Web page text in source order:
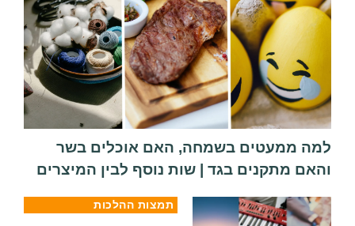
למה ממעטים בשמחה, האם אוכלים בשר
והאם מתקנים בגד | שות נוסף לבין המיצרים
תמצות ההלכות